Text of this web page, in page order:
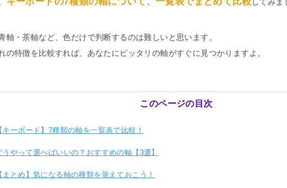
してみま
軸・茶軸など、色だけで判断するのは難しいと思います。
の特徴を比較すれば、あなたにピッタリの軸がすぐに見つかりますよ。
このページの目次
キーボード】7種類の軸を一覧表で比較！
うやって選べばいいの？おすすめの軸【3選】
まとめ】気になる軸の種類を覚えておこう！